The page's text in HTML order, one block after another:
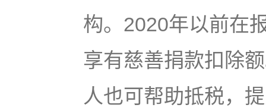
构。2020年以前在
享有慈善捐款扣除
人也可帮助抵税，